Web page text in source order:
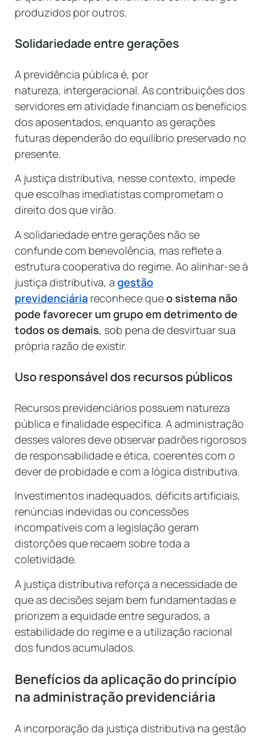
produzidos por outros.
Solidariedade entre gerações
A previdência pública é, por
natureza, intergeracional. As contribuições dos
servidores em atividade financiam os benefícios
dos aposentados, enquanto as gerações
futuras dependerão do equilíbrio preservado no
presente.
A justiça distributiva, nesse contexto, impede
que escolhas imediatistas comprometam o
direito dos que virão.
A solidariedade entre gerações não se
confunde com benevolência, mas reflete a
estrutura cooperativa do regime. Ao alinhar-se à
justiça distributiva, a gestão
previdenciária reconhece queo sistema não
pode favorecer um grupo em detrimento de
todos os demais, sob pena de desvirtuar sua
própria razão de existir.
Uso responsável dos recursos públicos
Recursos previdenciários possuem natureza
pública e finalidade específica. A administração
desses valores deve observar padrões rigorosos
de responsabilidade e ética, coerentes com o
dever de probidade e com a lógica distributiva.
Investimentos inadequados, déficits artificiais,
renúncias indevidas ou concessões
incompatíveis com a legislação geram
distorções que recaem sobre toda a
coletividade.
A justiça distributiva reforça a necessidade de
que as decisões sejam bem fundamentadas e
priorizem a equidade entre segurados, a
estabilidade do regime e a utilização racional
dos fundos acumulados.
Benefícios da aplicação do princípio
na administração previdenciária
A incorporação da justiça distributiva na gestão